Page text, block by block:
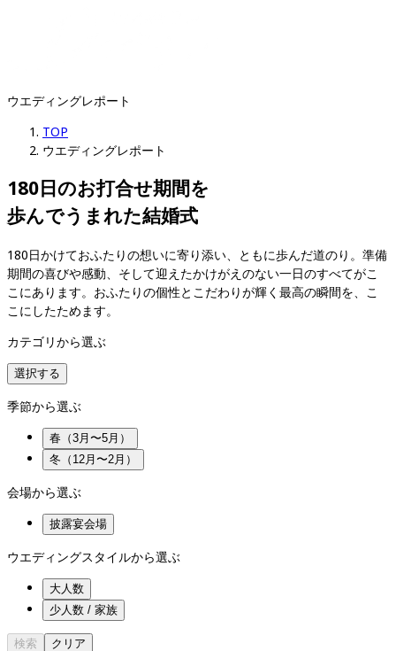
ウエディングレポート
TOP
ウエディングレポート
180日のお打合せ期間を
歩んでうまれた結婚式
180日かけておふたりの想いに寄り添い、ともに歩んだ道のり。準備
期間の喜びや感動、そして迎えたかけがえのない一日のすべてがこ
こにあります。おふたりの個性とこだわりが輝く最高の瞬間を、こ
こにしたためます。
カテゴリから選ぶ
選択する
季節から選ぶ
春（3月〜5月）
冬（12月〜2月）
会場から選ぶ
披露宴会場
ウエディングスタイルから選ぶ
大人数
少人数 / 家族
検索 クリア